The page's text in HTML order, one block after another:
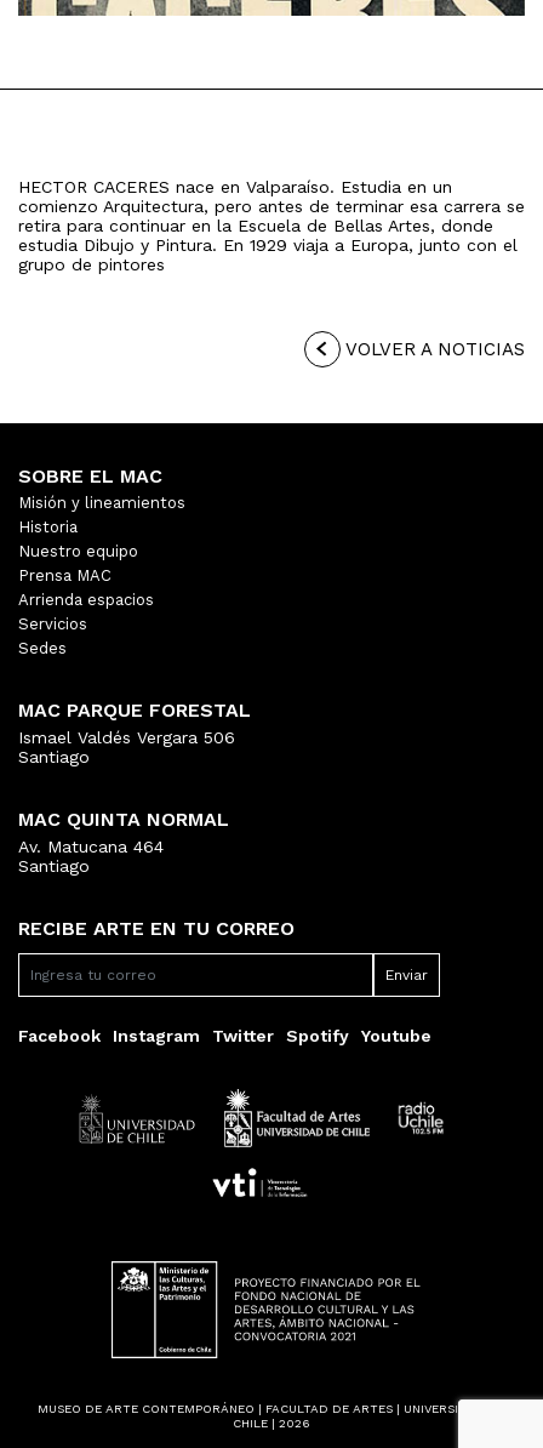
HECTOR CACERES nace en Valparaíso. Estudia en un
comienzo Arquitectura, pero antes de terminar esa carrera se
retira para continuar en la Escuela de Bellas Artes, donde
estudia Dibujo y Pintura. En 1929 viaja a Europa, junto con el
grupo de pintores
VOLVER A NOTICIAS
RECIBE ARTE EN TU CORREO
Facebook Instagram Twitter Spotify Youtube
SOBRE EL MAC
Misión y lineamientos
Historia
Nuestro equipo
Prensa MAC
Arrienda espacios
Servicios
Sedes
MAC PARQUE FORESTAL
Ismael Valdés Vergara 506
Santiago
MAC QUINTA NORMAL
Av. Matucana 464
Santiago
MUSEO DE ARTE CONTEMPORÁNEO | FACULTAD DE ARTES | UNIVERSIDAD DE
CHILE | 2026